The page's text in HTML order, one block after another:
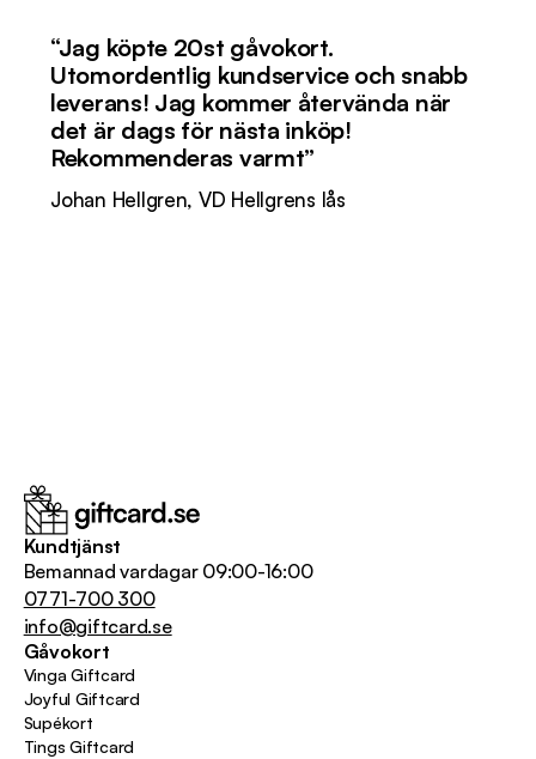
“Jag köpte 20st gåvokort.
Utomordentlig kundservice och snabb
leverans! Jag kommer återvända när
det är dags för nästa inköp!
Rekommenderas varmt”
Johan Hellgren, VD Hellgrens lås
Kundtjänst
Bemannad vardagar 09:00-16:00
0771-700 300
info@giftcard.se
Gåvokort
Vinga Giftcard
Joyful Giftcard
Supékort
Tings Giftcard